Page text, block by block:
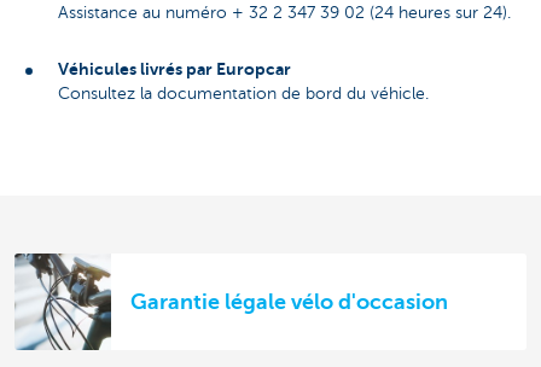
Assistance au numéro + 32 2 347 39 02 (24 heures sur 24).
Véhicules livrés par Europcar
Consultez la documentation de bord du véhicle.
Garantie légale vélo d'occasion